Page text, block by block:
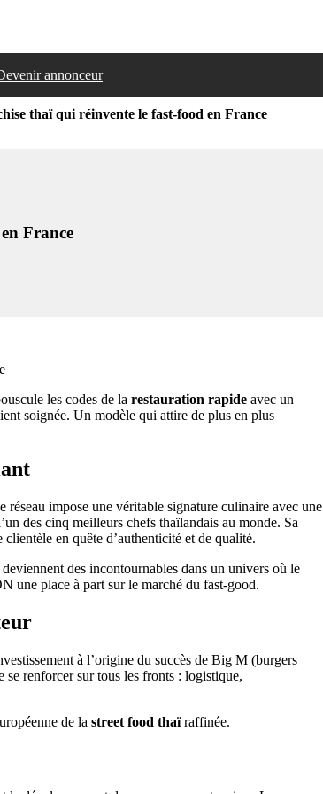
annonceur
thaï qui réinvente le fast-food en France
France
les codes de la restauration rapide avec un
soignée. Un modèle qui attire de plus en plus
réseau impose une véritable signature culinaire avec une
des cinq meilleurs chefs thaïlandais au monde. Sa
en quête d’authenticité et de qualité.
des incontournables dans un univers où le
une place à part sur le marché du fast-good.
à l’origine du succès de Big M (burgers
se renforcer sur tous les fronts : logistique,
de la street food thaïraffinée.